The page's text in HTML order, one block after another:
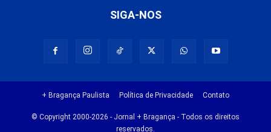
SIGA-NOS
+ Bragança Paulista Política de Privacidade Contato
© Copyright 2000-2026 - Jornal + Bragança - Todos os direitos
reservados.